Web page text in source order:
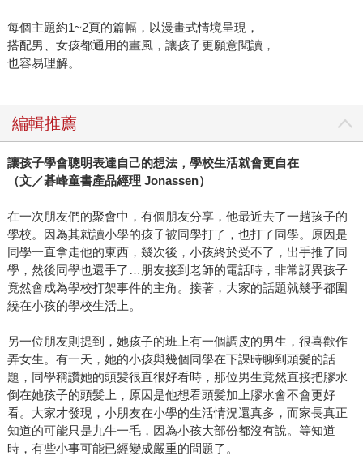
每個主題約1~2頁的篇幅，以漫畫式情境呈現，
搭配男、女孩都通用的畫風，讓孩子更願意閱讀，
也容易理解。
編輯推薦
讓孩子學會聰明表達自己的想法，學校生活就會更自在
（文／碁峰童書產品經理 Jonassen）
在一次朋友們的聚會中，有個朋友分享，他最近去了一趟孩子的
學校。因為其就讀小學的孩子被同學打了，也打了同學。原因是
同學一直拿走他的東西，幾次後，小孩終於受不了，出手推了同
學，然後同學也還手了…朋友接到老師的電話時，非常訝異孩子
竟然會成為學校打架事件的主角。接著，大家的話題就幾乎都圍
繞在小孩的學校生活上。
另一位朋友則提到，她孩子的班上有一個調皮的男生，很喜歡作
弄女生。有一天，她的小孩與幾個同學在下課時聊到頭髪的話
題，同學稱讚她的頭髪很直很好看時，那位男生竟然直接把膠水
倒在她孩子的頭髪上，原因是他想看頭髪加上膠水會不會更好
看。大家才發現，小朋友在小學的生活情況還真多，而家長真正
知道的可能只是九牛一毛，因為小孩大部份都沒有說。等知道
時，有些小事可能已經變成嚴重的問題了。